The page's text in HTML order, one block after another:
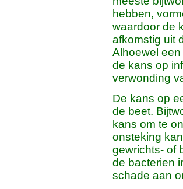
hebben,
waardoor de
afkomstig uit
Alhoewel
de kans op
verwonding
De kans op
de beet.
kans om te
onsteking
gewrichts- of
de bacterien
schade aan